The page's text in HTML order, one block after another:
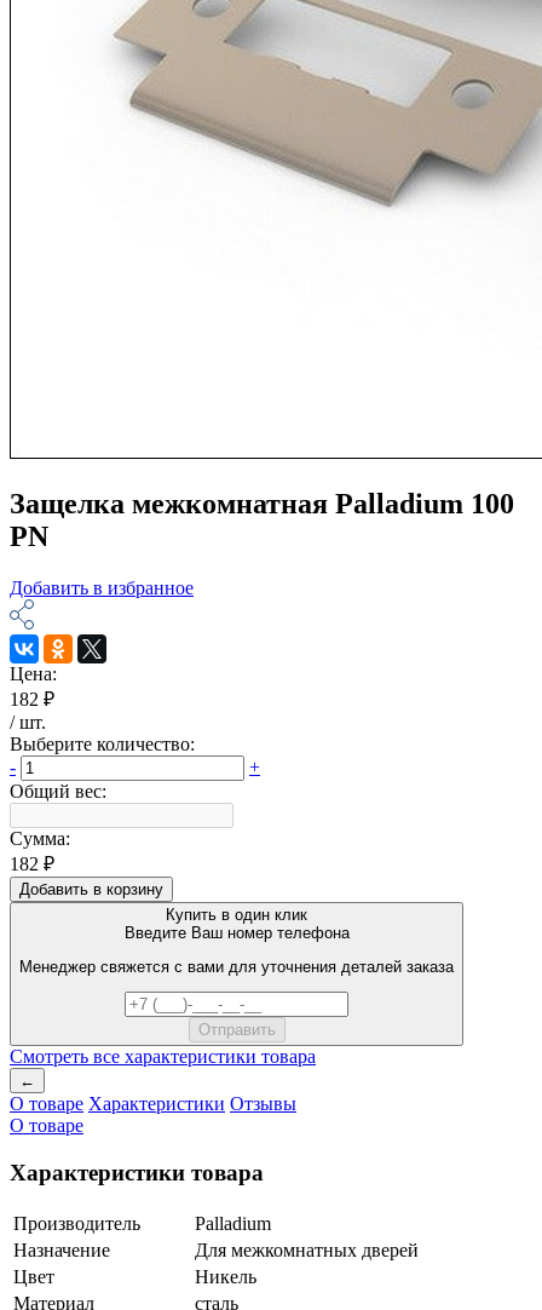
Защелка межкомнатная Palladium 100
PN
Добавить в избранное
Цена:
182 ₽
/шт.
Выберите количество:
-
+
Общий вес:
Сумма:
182 ₽
Добавить в корзину
Купить в один клик
Введите Ваш номер телефона
Менеджер свяжется с вами для уточнения деталей заказа
Смотреть все характеристики товара
←
О товаре Характеристики Отзывы
О товаре
Характеристики товара
Производитель
Palladium
Назначение
Для межкомнатных дверей
Цвет
Никель
Материал
сталь